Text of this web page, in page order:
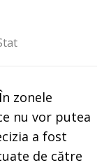
zonele
nu vor putea
a fost
de către